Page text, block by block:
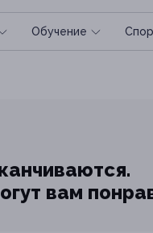
Обучение
вам